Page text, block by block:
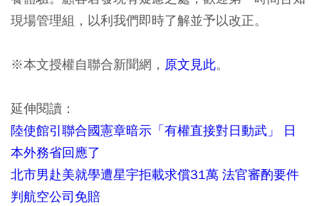
現場管理組，以利我們即時了解並予以改正。
※本文授權自聯合新聞網， 原文見此。
延伸閱讀：
陸使館引聯合國憲章暗示「有權直接對日動武」 日
本外務省回應了
北市男赴美就學遭星宇拒載求償31萬 法官審酌要件
判航空公司免賠